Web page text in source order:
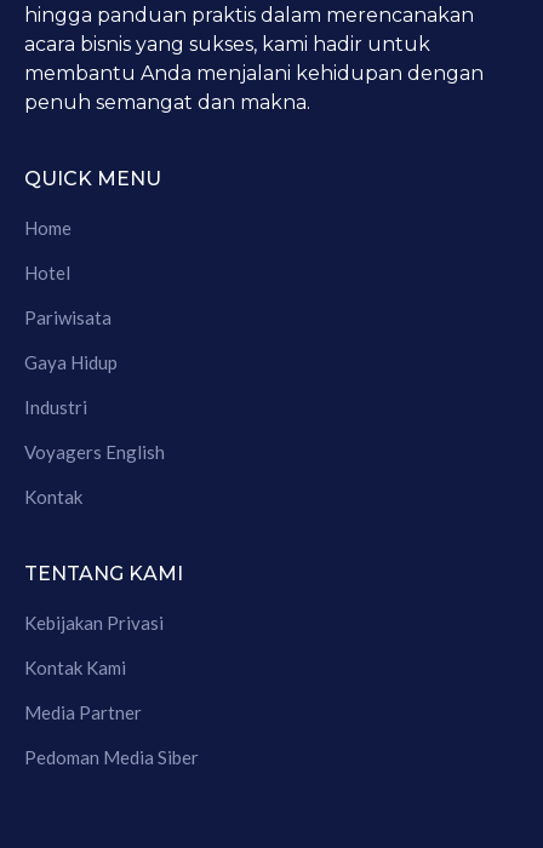
hingga panduan praktis dalam merencanakan
acara bisnis yang sukses, kami hadir untuk
membantu Anda menjalani kehidupan dengan
penuh semangat dan makna.
QUICK MENU
Home
Hotel
Pariwisata
Gaya Hidup
Industri
Voyagers English
Kontak
TENTANG KAMI
Kebijakan Privasi
Kontak Kami
Media Partner
Pedoman Media Siber